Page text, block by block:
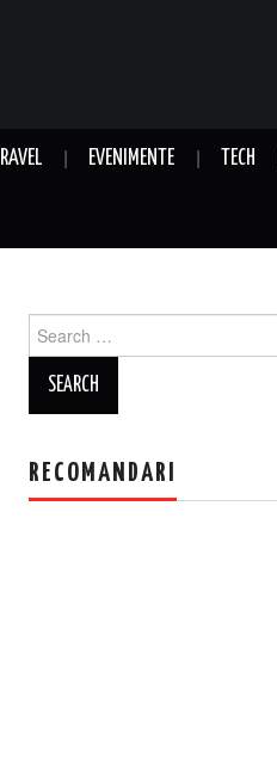
TRAVEL EVENIMENTE TECH
for:
RECOMANDARI